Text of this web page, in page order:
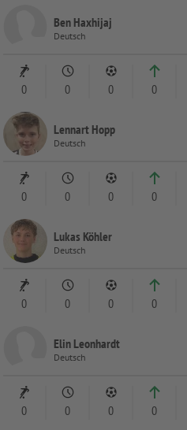
Ben Haxhijaj
Deutsch
0 0 0 0
Lennart Hopp
Deutsch
0 0 0 0
Lukas Köhler
Deutsch
0 0 0 0
Elin Leonhardt
Deutsch
0 0 0 0